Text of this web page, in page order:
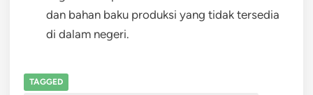
dan bahan baku produksi yang tidak tersedia
di dalam negeri.
TAGGED